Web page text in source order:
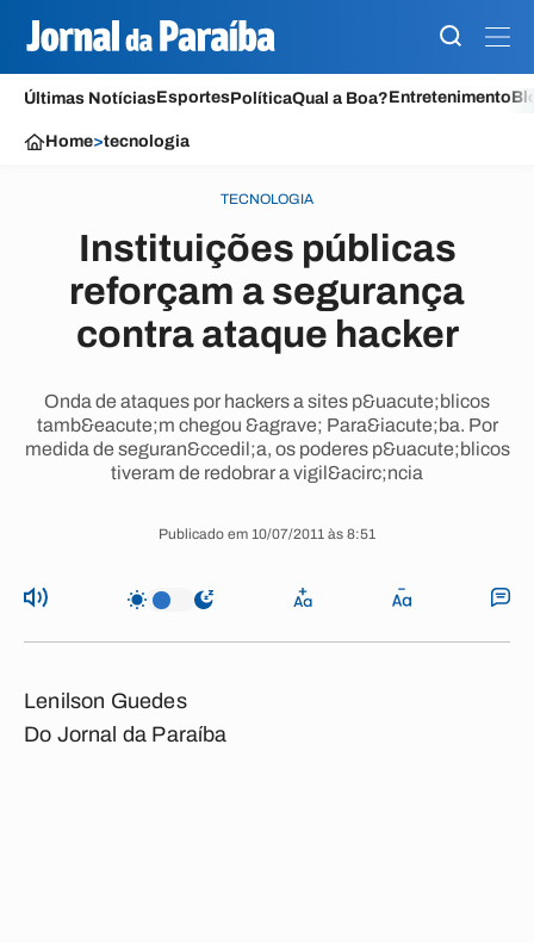
Últimas NotíciasEsportesPolíticaQual a Boa?Entretenimento
Home>tecnologia
TECNOLOGIA
Instituições públicas
reforçam a segurança
contra ataque hacker
Onda de ataques por hackers a sites p&uacute;blicos
tamb&eacute;m chegou &agrave; Para&iacute;ba. Por
medida de seguran&ccedil;a, os poderes p&uacute;blicos
tiveram de redobrar a vigil&acirc;ncia
Publicado em 10/07/2011 às 8:51
Lenilson Guedes
Do Jornal da Paraíba